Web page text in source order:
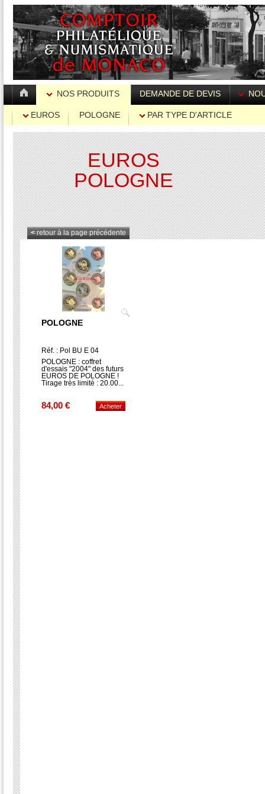
NOS PRODUITS DEMANDE DE DEVIS
EUROS POLOGNE PAR TYPE D'ARTICLE
EUROS
POLOGNE
< retour à la page précédente
POLOGNE
Réf. : Pol BU E 04
POLOGNE : coffret
d'essais "2004" des futurs
EUROS DE POLOGNE !
Tirage très limité : 20.00...
84,00 €